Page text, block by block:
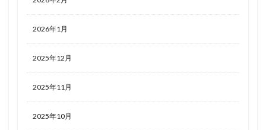
2026年1月
2025年12月
2025年11月
2025年10月